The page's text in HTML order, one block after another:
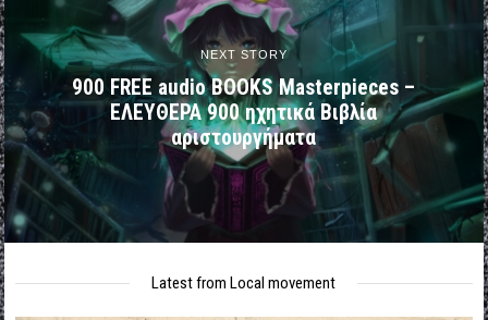
NEXT STORY
900 FREE audio BOOKS Masterpieces –
ΕΛΕΥΘΕΡΑ 900 ηχητικά Βιβλία
αριστουργήματα
Latest from Local movement